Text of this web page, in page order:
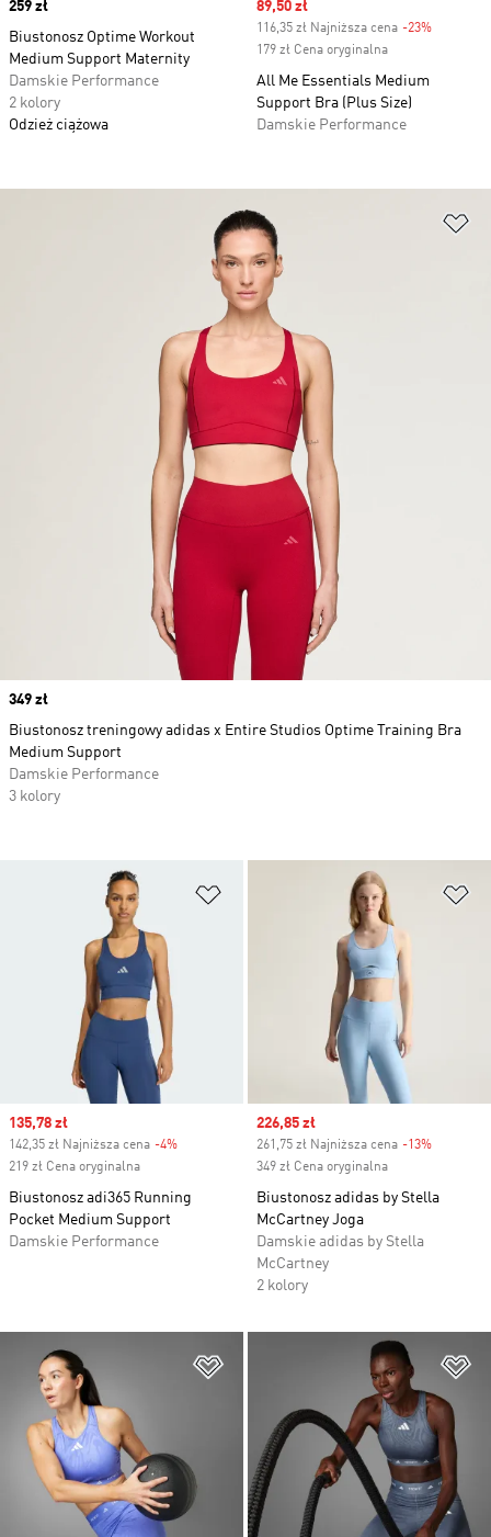
Price
259 zł
Biustonosz Optime Workout
Medium Support Maternity
Damskie Performance
2 kolory
Odzież ciążowa
Sale price
89,50 zł
116,35 zł Najniższa cena -23%
179 zł Cena oryginalna
All Me Essentials Medium
Support Bra (Plus Size)
Damskie Performance
Dodaj do listy życzeń
Sale price
135,78 zł
142,35 zł Najniższa cena -4%
219 zł Cena oryginalna
Biustonosz adi365 Running
Pocket Medium Support
Damskie Performance
Sale price
226,85 zł
261,75 zł Najniższa cena -13%
349 zł Cena oryginalna
Biustonosz adidas by Stella
McCartney Joga
Damskie adidas by Stella
McCartney
2 kolory
Dodaj do listy życzeń
Price
349 zł
Biustonosz treningowy adidas x Entire Studios Optime Training Bra
Medium Support
Damskie Performance
3 kolory